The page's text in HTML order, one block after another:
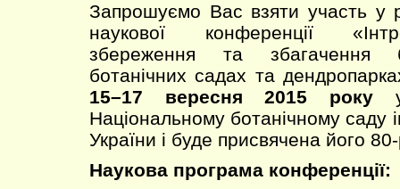
Запрошуємо Вас взяти участь у
наукової конференції
збереження та збагачення
ботанічних садах та
15–17 вересня 2015 року
Національному ботанічному
України і буде присвячена його
Наукова програма конференції: